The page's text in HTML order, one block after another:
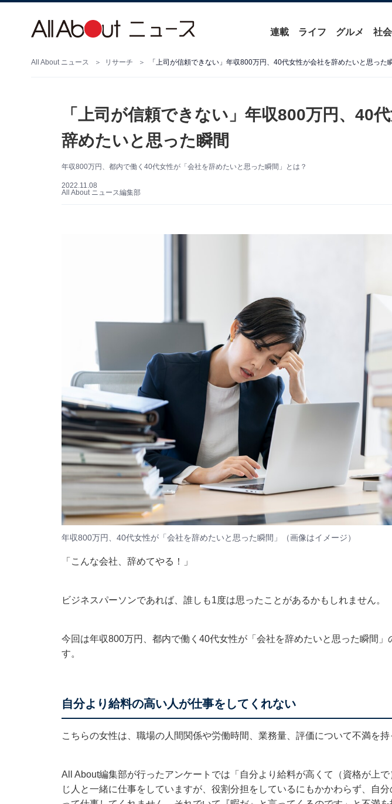
連載 ライフ グルメ 社会
All About ニュース リサーチ 「上司が信頼できない」年収800万円、40代女性が会社を辞めたいと思った
「上司が信頼できない」年収800万円、40
辞めたいと思った瞬間
年収800万円、都内で働く40代女性が「会社を辞めたいと思った瞬間」とは？
2022.11.08
All About ニュース編集部
年収800万円、40代女性が「会社を辞めたいと思った瞬間」（画像はイメージ）
「こんな会社、辞めてやる！」
ビジネスパーソンであれば、誰しも1度は思ったことがあるかもしれません。
今回は年収800万円、都内で働く40代女性が「会社を辞めたいと思った瞬間」
す。
自分より給料の高い人が仕事をしてくれない
こちらの女性は、職場の人間関係や労働時間、業務量、評価について不満を持
All About編集部が行ったアンケートでは「自分より給料が高くて（資格が上
じ人と一緒に仕事をしていますが、役割分担をしているにもかかわらず、自